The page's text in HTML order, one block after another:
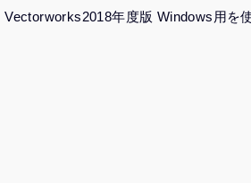
年度版 Windows用を